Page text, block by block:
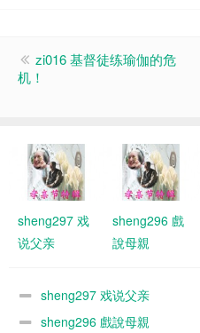
zi016 基督徒练瑜伽的危
机！
sheng297 戏
说父亲
sheng296 戲
說母親
sheng297 戏说父亲
sheng296 戲說母親